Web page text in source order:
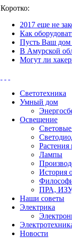
Коротко:
2017 еще не
Как
Пусть Ваш
В Амурской
Могут ли
Светотехника
Умный дом
Освещение
Растения
Лампы
История
ПРА,
Наши советы
Электрика
Новости